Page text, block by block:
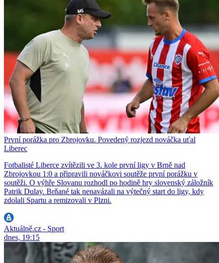
První porážka pro Zbrojovku. Povedený rozjezd nováčka uťal
Liberec
Fotbalisté Liberce zvítězili ve 3. kole první ligy v Brně nad
Zbrojovkou 1:0 a připravili nováčkovi soutěže první porážku v
soutěži. O výhře Slovanu rozhodl po hodině hry slovenský záložník
Patrik Dulay. Brňané tak nenavázali na výtečný start do ligy, kdy
zdolali Spartu a remizovali v Plzni.
Aktuálně.cz - Sport
dnes, 19:15